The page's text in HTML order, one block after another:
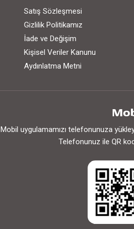
Satış Sözleşmesi
Gizlilik Politikamız
İade ve Değişim
Kişisel Veriler Kanunu
Aydınlatma Metni
Mobil uygulamamızı telefonunuza
Telefonunuz ile QR